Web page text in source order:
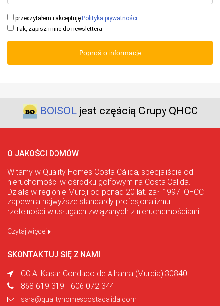
przeczytałem i akceptuję Polityka prywatności
Tak, zapisz mnie do newslettera
Poproś o informacje
BOISOLjest częścią Grupy QHCC
O JAKOŚCI DOMÓW
Witamy w Quality Homes Costa Cálida, specjaliście od
nieruchomości w ośrodku golfowym na Costa Calida.
Działa w regionie Murcji od ponad 20 lat. zał. 1997, QHCC
zapewnia najwyższe standardy profesjonalizmu i
rzetelności w usługach związanych z nieruchomościami.
Czytaj więcej
SKONTAKTUJ SIĘ Z NAMI
CC Al Kasar Condado de Alhama (Murcia) 30840
868 619 319 - 606 072 344
sara@qualityhomescostacalida.com